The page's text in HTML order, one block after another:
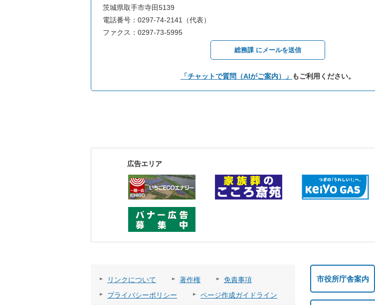
茨城県取手市寺田5139
電話番号：0297-74-2141（代表）
ファクス：0297-73-5995
総務課 にメールを送信
「チャットで質問（AIがご案内）」 もご利用ください。
広告エリア
リンクについて 著作権
免責事項
プライバシーポリシー
ページ作成ガイドライン
市役所庁舎案内